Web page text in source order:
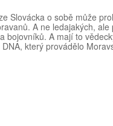
Slovácka o sobě může
A ne ledajakých,
bojovníků. A mají to
DNA, který provádělo